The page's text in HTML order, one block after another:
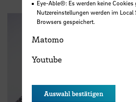
Eye-Able®: Es werden keine Cookies
Nutzereinstellungen werden im Local
Browsers gespeichert.
Matomo
Youtube
Auswahl bestätigen